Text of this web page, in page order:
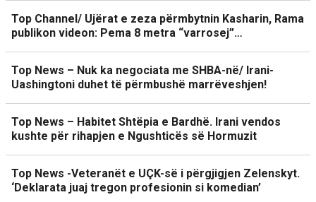
Top Channel/ Ujërat e zeza përmbytnin Kasharin, Rama
publikon videon: Pema 8 metra “varrosej”…
Top News – Nuk ka negociata me SHBA-në/ Irani-
Uashingtoni duhet të përmbushë marrëveshjen!
Top News – Habitet Shtëpia e Bardhë. Irani vendos
kushte për rihapjen e Ngushticës së Hormuzit
Top News -Veteranët e UÇK-së i përgjigjen Zelenskyt.
‘Deklarata juaj tregon profesionin si komedian’